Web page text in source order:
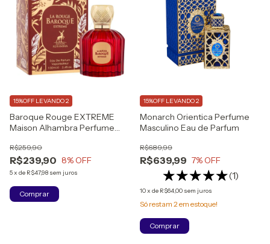
Baroque Rouge EXTREME
Maison Alhambra Perfume
(100ml)
R$239,90
R$259,90
8% OFF
5x de R$47,98 sem juros
15%OFF LEVANDO 2
Monarch Orientica Perfume
Masculino Eau de Parfum
R$639,99
R$689,99
7% OFF
(1)
10x de R$64,00 sem juros
15%OFF LEVANDO 2
Só restam 2em estoque!
Comprar